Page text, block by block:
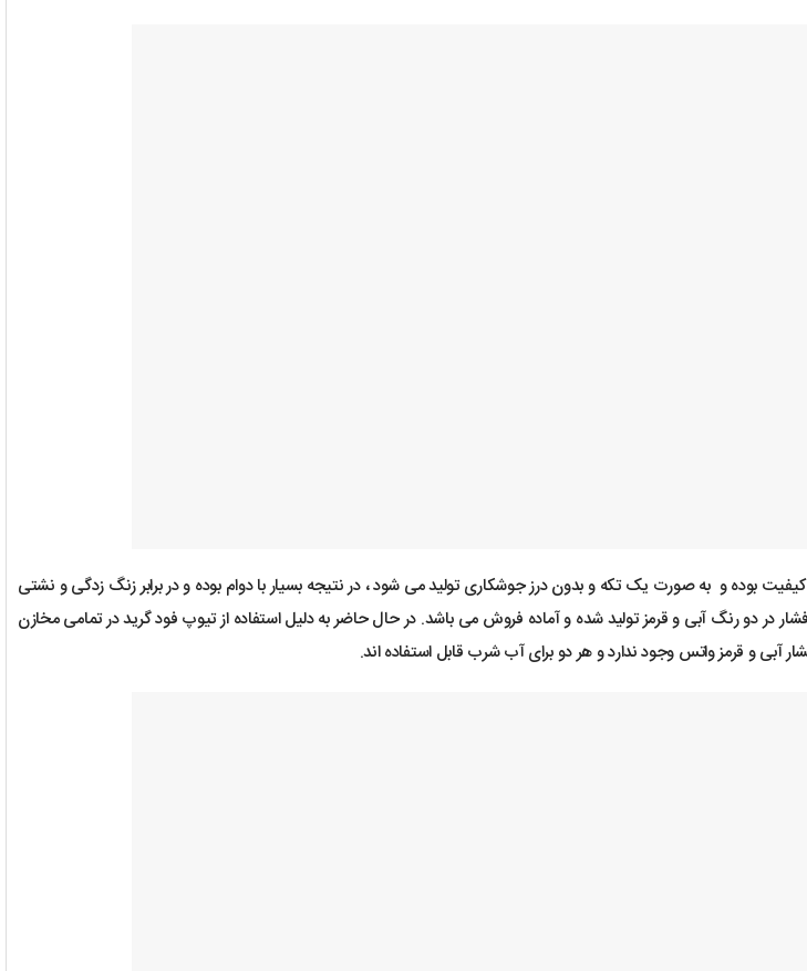
بوده و به صورت یک تکه و بدون درز جوشکاری تولید می شود ، در نتیجه بسیار با دوام بوده و در برابر زنگ زدگی و نشتی
تحت فشار در دو رنگ آبی و قرمز تولید شده و آماده فروش می باشد. در حال حاضر به دلیل استفاده از تیوپ فود گرید در تمامی مخازن
و قرمز واتس وجود ندارد و هر دو برای آب شرب قابل استفاده اند.